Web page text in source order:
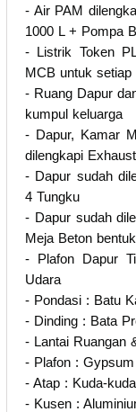
- Air PAM
1000 L + Pompa
- Listrik Token
MCB untuk setiap
- Ruang Dapur
kumpul keluarga
- Dapur, Kamar
dilengkapi Exhaust
- Dapur sudah
4 Tungku
- Dapur sudah
Meja Beton
- Plafon Dapur
Udara
- Pondasi : Batu
- Dinding : Bata
- Lantai Ruangan
- Plafon :
- Atap : Kuda-
- Kusen :